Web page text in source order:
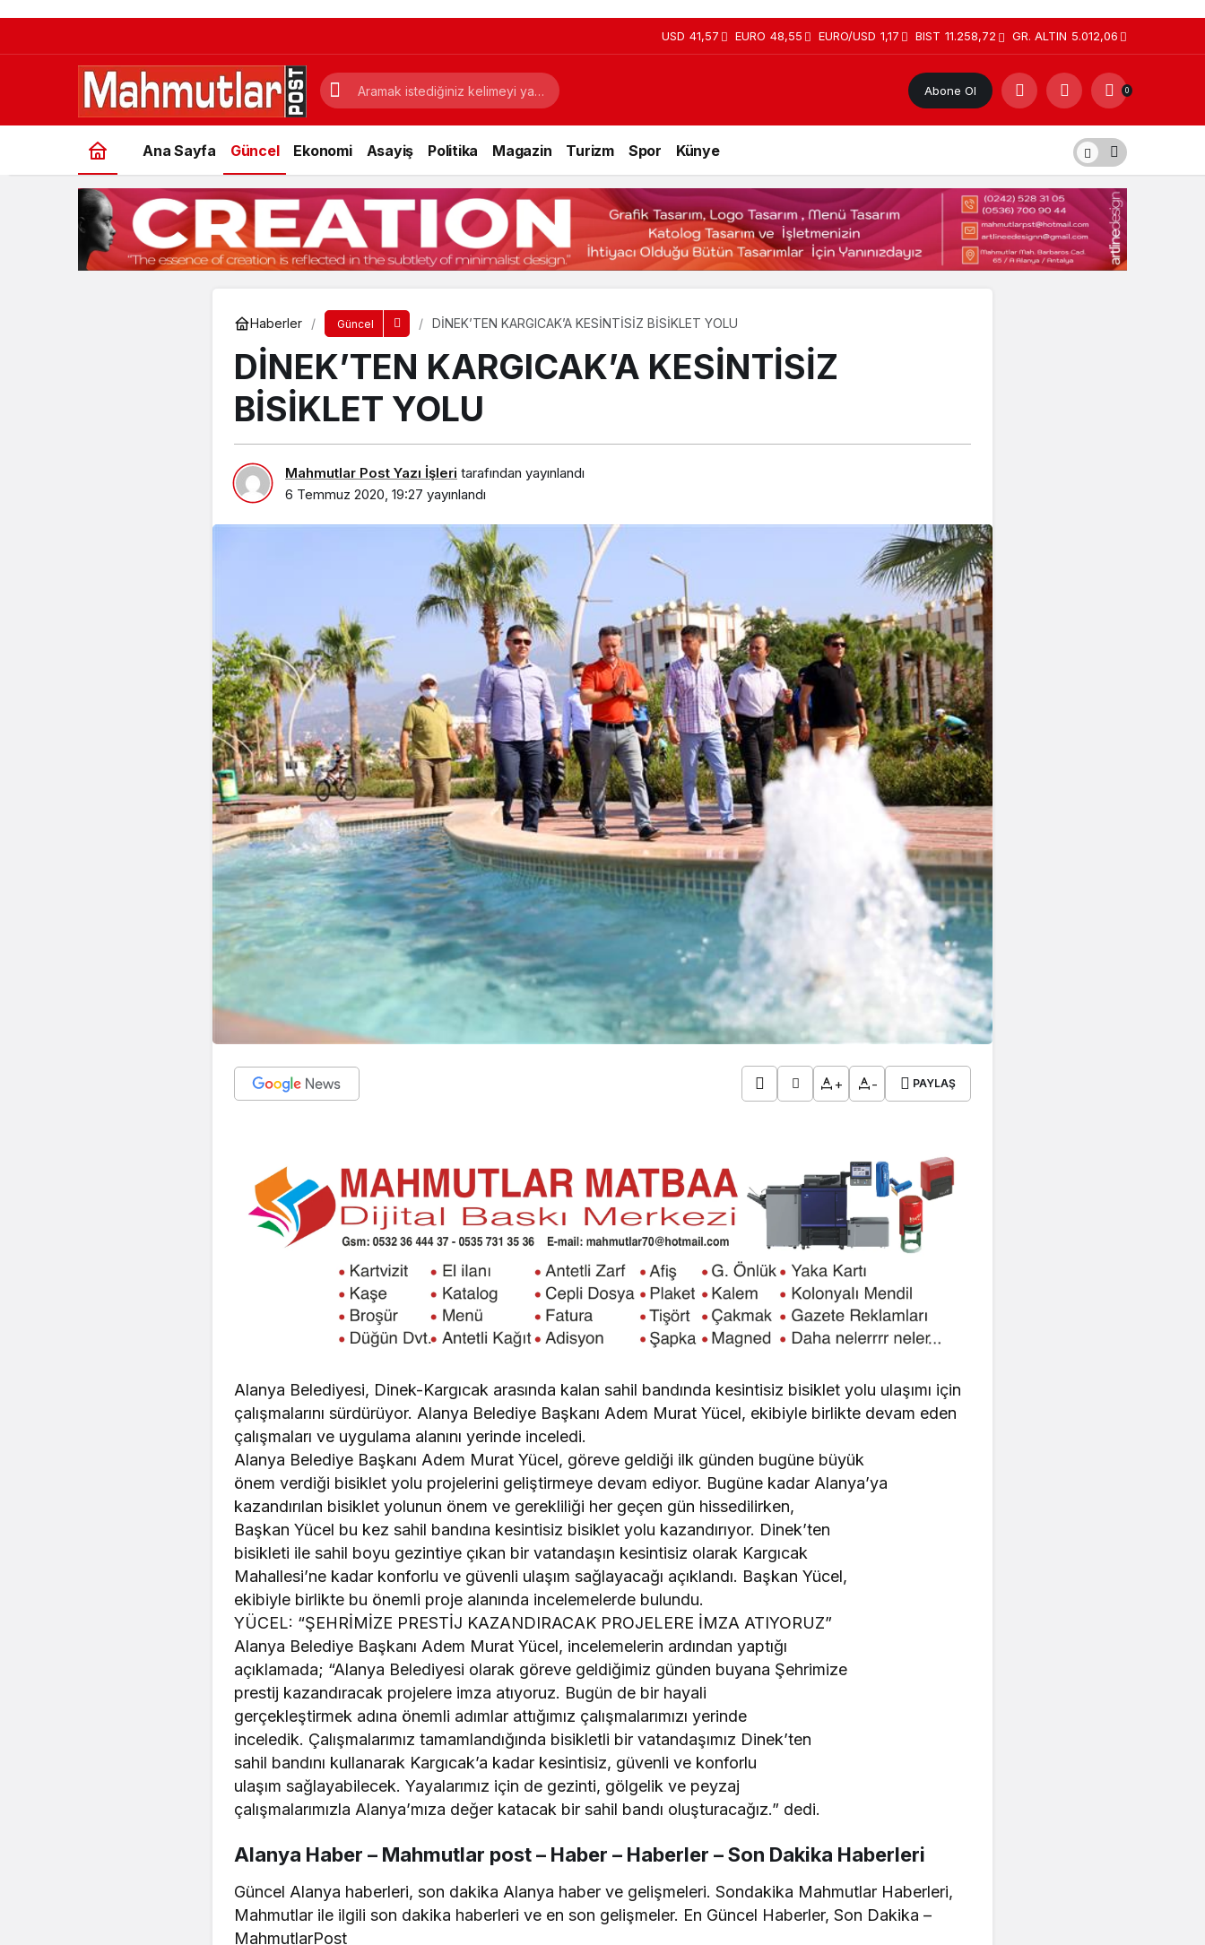
USD 41,57 EURO 48,55 EURO/USD 1,17 BIST 11.258,72 GR. ALTIN 5.012,06
Abone Ol 0
Ana Sayfa Güncel Ekonomi Asayiş Politika Magazin Turizm Spor Künye
Haberler Güncel DİNEK’TEN KARGICAK’A KESİNTİSİZ BİSİKLET YOLU
DİNEK’TEN KARGICAK’A KESİNTİSİZ
BİSİKLET YOLU
Mahmutlar Post Yazı İşleri tarafından yayınlandı
6 Temmuz 2020, 19:27 yayınlandı
+ - PAYLAŞ
Alanya Belediyesi, Dinek-Kargıcak arasında kalan sahil bandında kesintisiz bisiklet yolu ulaşımı için
çalışmalarını sürdürüyor. Alanya Belediye Başkanı Adem Murat Yücel, ekibiyle birlikte devam eden
çalışmaları ve uygulama alanını yerinde inceledi.
Alanya Belediye Başkanı Adem Murat Yücel, göreve geldiği ilk günden bugüne büyük
önem verdiği bisiklet yolu projelerini geliştirmeye devam ediyor. Bugüne kadar Alanya’ya
kazandırılan bisiklet yolunun önem ve gerekliliği her geçen gün hissedilirken,
Başkan Yücel bu kez sahil bandına kesintisiz bisiklet yolu kazandırıyor. Dinek’ten
bisikleti ile sahil boyu gezintiye çıkan bir vatandaşın kesintisiz olarak Kargıcak
Mahallesi’ne kadar konforlu ve güvenli ulaşım sağlayacağı açıklandı. Başkan Yücel,
ekibiyle birlikte bu önemli proje alanında incelemelerde bulundu.
YÜCEL: “ŞEHRİMİZE PRESTİJ KAZANDIRACAK PROJELERE İMZA ATIYORUZ”
Alanya Belediye Başkanı Adem Murat Yücel, incelemelerin ardından yaptığı
açıklamada; “Alanya Belediyesi olarak göreve geldiğimiz günden buyana Şehrimize
prestij kazandıracak projelere imza atıyoruz. Bugün de bir hayali
gerçekleştirmek adına önemli adımlar attığımız çalışmalarımızı yerinde
inceledik. Çalışmalarımız tamamlandığında bisikletli bir vatandaşımız Dinek’ten
sahil bandını kullanarak Kargıcak’a kadar kesintisiz, güvenli ve konforlu
ulaşım sağlayabilecek. Yayalarımız için de gezinti, gölgelik ve peyzaj
çalışmalarımızla Alanya’mıza değer katacak bir sahil bandı oluşturacağız.” dedi.
Alanya Haber – Mahmutlar post – Haber – Haberler – Son Dakika Haberleri
Güncel Alanya haberleri, son dakika Alanya haber ve gelişmeleri. Sondakika Mahmutlar Haberleri,
Mahmutlar ile ilgili son dakika haberleri ve en son gelişmeler. En Güncel Haberler, Son Dakika –
MahmutlarPost